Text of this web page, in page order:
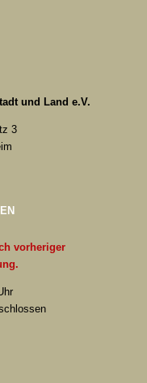
und Land e.V.
3
vorheriger